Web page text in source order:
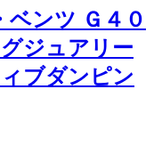
ベンツ Ｇ４０
ジュアリー
ブダンピン